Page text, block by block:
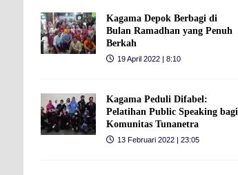
Kagama Depok Berbagi di
Bulan Ramadhan yang Penuh
Berkah
19 April 2022 | 8:10
Kagama Peduli Difabel:
Pelatihan Public Speaking bagi
Komunitas Tunanetra
13 Februari 2022 | 23:05